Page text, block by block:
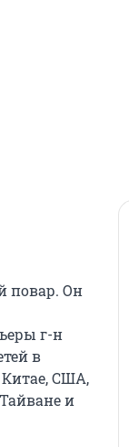
повар. Он
г-н
в
США,
и